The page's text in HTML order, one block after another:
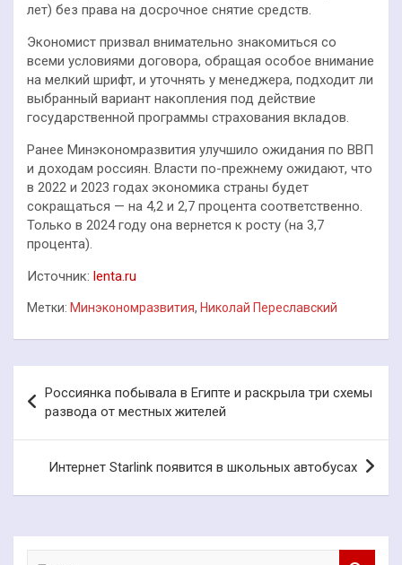
лет) без права на досрочное снятие средств.
Экономист призвал внимательно знакомиться со
всеми условиями договора, обращая особое внимание
на мелкий шрифт, и уточнять у менеджера, подходит ли
выбранный вариант накопления под действие
государственной программы страхования вкладов.
Ранее Минэкономразвития улучшило ожидания по ВВП
и доходам россиян. Власти по-прежнему ожидают, что
в 2022 и 2023 годах экономика страны будет
сокращаться — на 4,2 и 2,7 процента соответственно.
Только в 2024 году она вернется к росту (на 3,7
процента).
Источник: lenta.ru
Метки: Минэкономразвития, Николай Переславский
по
записям
Россиянка побывала в Египте и раскрыла три схемы
развода от местных жителей
Интернет Starlink появится в школьных автобусах